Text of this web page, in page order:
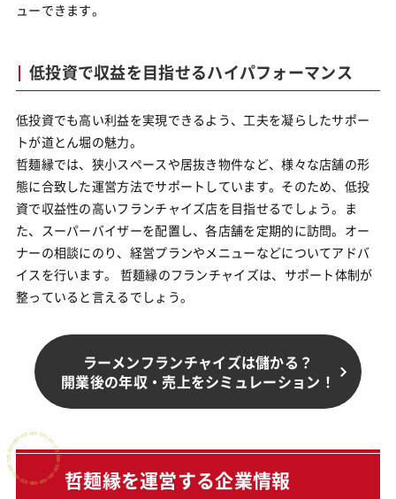
ューできます。
低投資で収益を目指せるハイパフォーマンス
低投資でも高い利益を実現できるよう、工夫を凝らしたサポー
トが道とん堀の魅力。
哲麺縁では、狭小スペースや居抜き物件など、様々な店舗の形
態に合致した運営方法でサポートしています。そのため、低投
資で収益性の高いフランチャイズ店を目指せるでしょう。ま
た、スーパーバイザーを配置し、各店舗を定期的に訪問。オー
ナーの相談にのり、経営プランやメニューなどについてアドバ
イスを行います。 哲麺縁のフランチャイズは、サポート体制が
整っていると言えるでしょう。
ラーメンフランチャイズは儲かる？
開業後の年収・売上をシミュレーション！
哲麺縁を運営する企業情報